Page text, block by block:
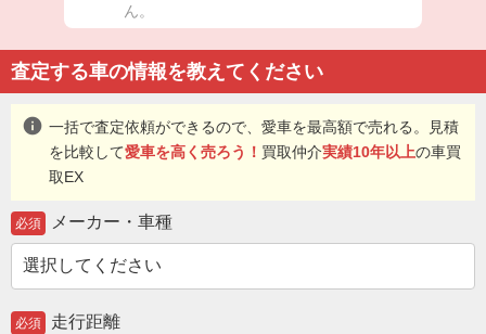
ん。
査定する車の情報を教えてください
info 一括で査定依頼ができるので、愛車を最高額で売れる。見積
を比較して愛車を高く売ろう！ 買取仲介実績10年以上の車買
取EX
必須 メーカー・車種
必須 走行距離